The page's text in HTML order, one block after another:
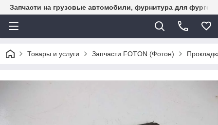
Запчасти на грузовые автомобили, фурнитура для
Товары и услуги Запчасти FOTON (Фотон)